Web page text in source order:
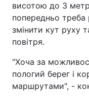
висотою до 3
попередньо треба
змінити кут руху
повітря.
"Хоча за
пологий берег і
маршрутами", -